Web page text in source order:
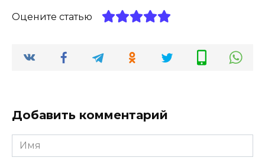
Оцените статью
Добавить комментарий
Имя
*